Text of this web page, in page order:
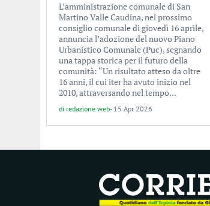
L’amministrazione comunale di San
Martino Valle Caudina, nel prossimo
consiglio comunale di giovedì 16 aprile,
annuncia l’adozione del nuovo Piano
Urbanistico Comunale (Puc), segnando
una tappa storica per il futuro della
comunità: “Un risultato atteso da oltre
16 anni, il cui iter ha avuto inizio nel
2010, attraversando nel tempo...
di redazione web- 15 Apr 2026